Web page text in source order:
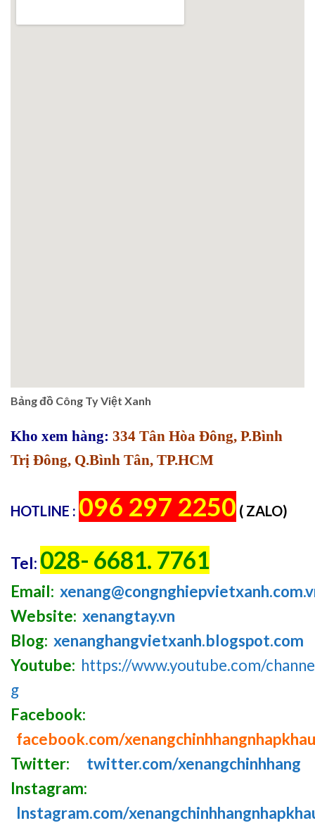
Bảng đồ Công Ty Việt Xanh
Kho xem hàng: 334 Tân Hòa Đông, P.Bình
Trị Đông, Q.Bình Tân, TP.HCM
HOTLINE : 096 297 2250 ( ZALO)
Tel: 028- 6681. 7761
Email:
Website: xenangtay.vn
Blog: xenanghangvietxanh.blogspot.com
Youtube: https://www.youtube.com/
g
Facebook:
facebook.com/xenangchinhhangnhapkhau
Twitter:
twitter.com/xenangchinhhang
Instagram:
Instagram.com/